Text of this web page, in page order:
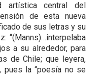
artística central del
de esta nueva
de sus letras y su
“(Manns)…interpelaba
a su alrededor, para
de Chile; que leyera,
pues la “poesía no se